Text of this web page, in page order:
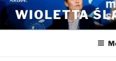
Przejdź
do
treści
WIOLETTA